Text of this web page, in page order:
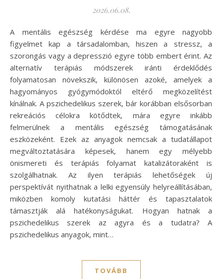
2026.06.08.
A mentális egészség kérdése ma egyre nagyobb
figyelmet kap a társadalomban, hiszen a stressz, a
szorongás vagy a depresszió egyre több embert érint. Az
alternatív terápiás módszerek iránti érdeklődés
folyamatosan növekszik, különösen azoké, amelyek a
hagyományos gyógymódoktól eltérő megközelítést
kínálnak. A pszichedelikus szerek, bár korábban elsősorban
rekreációs célokra kötődtek, mára egyre inkább
felmerülnek a mentális egészség támogatásának
eszközeként. Ezek az anyagok nemcsak a tudatállapot
megváltoztatására képesek, hanem egy mélyebb
önismereti és terápiás folyamat katalizátoraként is
szolgálhatnak. Az ilyen terápiás lehetőségek új
perspektívát nyithatnak a lelki egyensúly helyreállításában,
miközben komoly kutatási háttér és tapasztalatok
támasztják alá hatékonyságukat. Hogyan hatnak a
pszichedelikus szerek az agyra és a tudatra? A
pszichedelikus anyagok, mint…
TOVÁBB